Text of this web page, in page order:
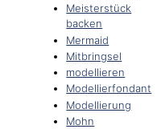
Meisterstück
backen
Mermaid
Mitbringsel
modellieren
Modellierfondant
Modellierung
Mohn